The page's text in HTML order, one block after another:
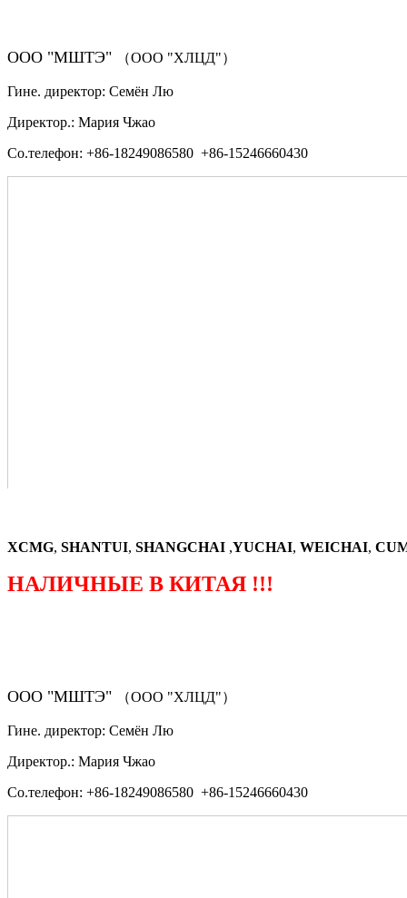
ООО "МШТЭ" （ООО "ХЛЦД"）
Гине. директор: Семён Лю
Директор.: Мария Чжао
Со.телефон: +86-18249086580 +86-15246660430
XCMG, SHANTUI, SHANGCHAI ,YUCHAI, WEICHAI,
НАЛИЧНЫЕ В КИТАЯ !!!
ООО "МШТЭ" （ООО "ХЛЦД"）
Гине. директор: Семён Лю
Директор.: Мария Чжао
Со.телефон: +86-18249086580 +86-15246660430